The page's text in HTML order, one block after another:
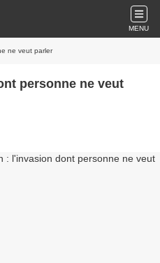
MENU
ne veut parler
personne ne veut